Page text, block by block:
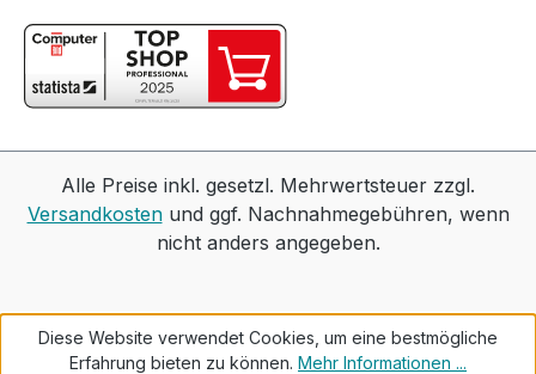
Alle Preise inkl. gesetzl. Mehrwertsteuer zzgl.
Versandkostenund ggf. Nachnahmegebühren, wenn
nicht anders angegeben.
Diese Website verwendet Cookies, um eine bestmögliche
Erfahrung bieten zu können. Mehr Informationen ...